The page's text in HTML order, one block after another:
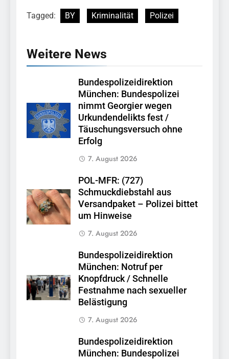
Tagged: BY Kriminalität Polizei
Weitere News
Bundespolizeidirektion
München: Bundespolizei
nimmt Georgier wegen
Urkundendelikts fest /
Täuschungsversuch ohne
Erfolg
7. August 2026
POL-MFR: (727)
Schmuckdiebstahl aus
Versandpaket – Polizei bittet
um Hinweise
7. August 2026
Bundespolizeidirektion
München: Notruf per
Knopfdruck / Schnelle
Festnahme nach sexueller
Belästigung
7. August 2026
Bundespolizeidirektion
München: Bundespolizei